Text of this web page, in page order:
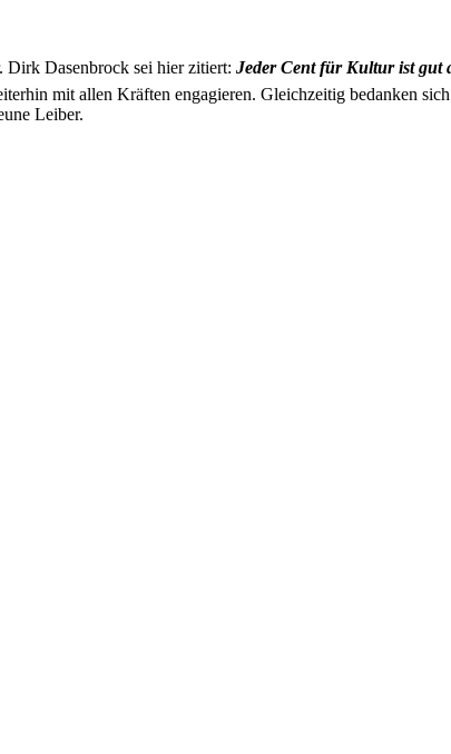
Dasenbrock sei hier zitiert: Jeder Cent für Kultur ist gut
mit allen Kräften engagieren. Gleichzeitig bedanken
Leiber.